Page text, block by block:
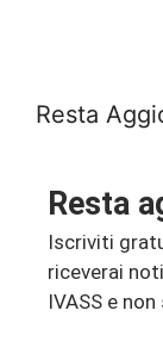
Resta
Resta
Iscriviti
riceverai
IVASS e